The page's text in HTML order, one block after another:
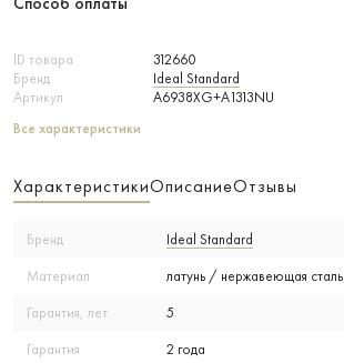
ID товара
312660
Бренд
Ideal Standard
Артикул
A6938XG+A1313NU
Все характеристики
ХарактеристикиОписаниеОтзывы
Бренд Ideal Standard
Материал латунь / нержавеющая сталь
Гарантия, лет 5
Гарантия 2 года